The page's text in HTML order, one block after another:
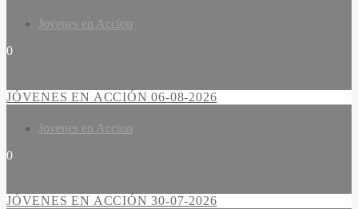
Jovenes en Accion
0
JÓVENES EN ACCIÓN 06-08-2026
Jovenes en Accion
0
JÓVENES EN ACCIÓN 30-07-2026